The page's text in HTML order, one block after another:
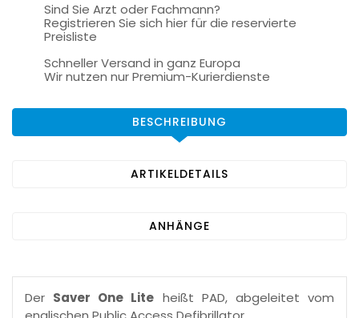
Sind Sie Arzt oder Fachmann?
Registrieren Sie sich hier für die reservierte
Preisliste
Schneller Versand in ganz Europa
Wir nutzen nur Premium-Kurierdienste
BESCHREIBUNG
ARTIKELDETAILS
ANHÄNGE
Der Saver One Lite heißt PAD, abgeleitet vom